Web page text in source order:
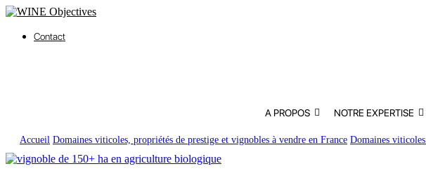
Contact
A PROPOS NOTRE EXPERTISE
Accueil Domaines viticoles, propriétés de prestige et vignobles à vendre en France Domaines